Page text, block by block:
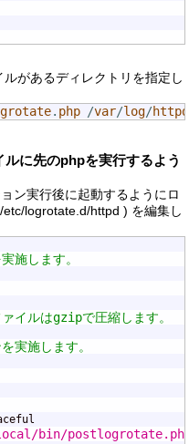
があるディレクトリを指定し
. php /var/log/httpd
に先のphpを実行するよう
ン実行後に起動するようにロ
logrotate.d/httpd ) を編集し
施します。
イルはgzipで圧縮します。
実施します。
bin/